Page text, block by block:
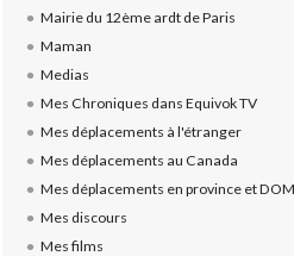
Mairie du 12ème ardt de Paris
Maman
Medias
Mes Chroniques dans Equivok TV
Mes déplacements à l'étranger
Mes déplacements au Canada
Mes déplacements en province et
Mes discours
Mes films